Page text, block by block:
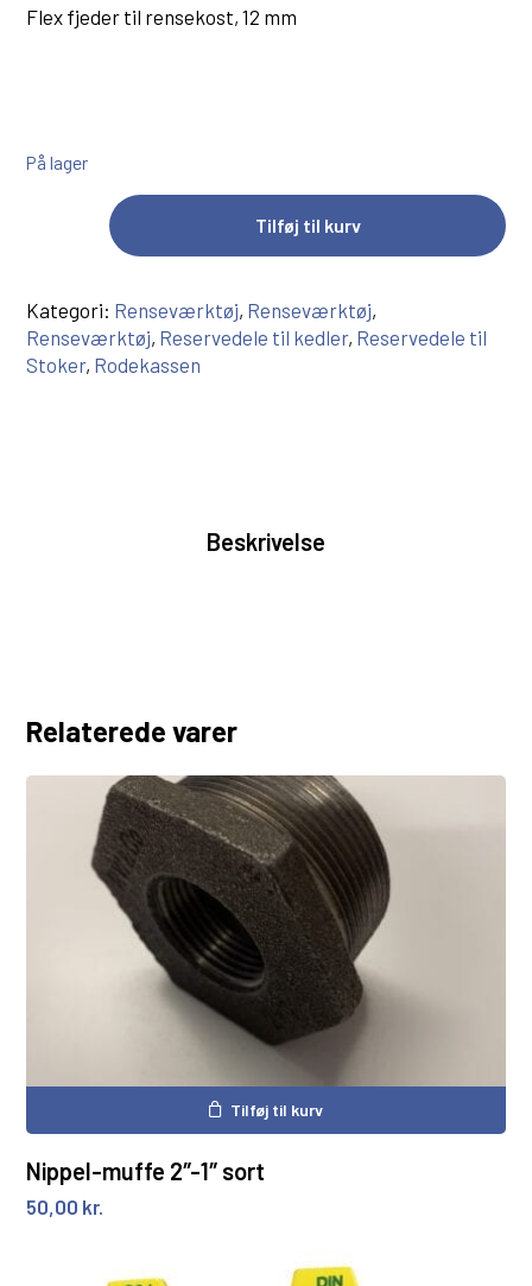
Flex fjeder til rensekost, 12 mm
På lager
Tilføj til kurv
Kategori: Renseværktøj, Renseværktøj,
Renseværktøj, Reservedele til kedler, Reservedele til
Stoker, Rodekassen
Beskrivelse
Relaterede varer
Tilføj til kurv
Nippel-muffe 2″-1″ sort
50,00 kr.